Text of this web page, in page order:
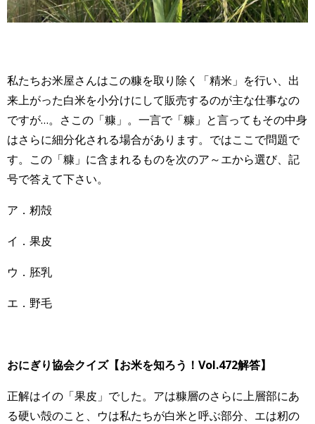
私たちお米屋さんはこの糠を取り除く「精米」を行い、出
来上がった白米を小分けにして販売するのが主な仕事なの
ですが…。さこの「糠」。一言で「糠」と言ってもその中身
はさらに細分化される場合があります。ではここで問題で
す。この「糠」に含まれるものを次のア～エから選び、記
号で答えて下さい。
ア．籾殻
イ．果皮
ウ．胚乳
エ．野毛
おにぎり協会クイズ【お米を知ろう！Vol.472解答】
正解はイの「果皮」でした。アは糠層のさらに上層部にあ
る硬い殻のこと、ウは私たちが白米と呼ぶ部分、エは籾の